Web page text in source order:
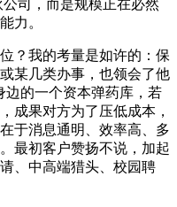
公司，而是规模正在必然
力。
我的考量是如许的：保
某几类办事，也领会了他
边的一个资本弹药库，若
成果对方为了压低成本，
于消息通明、效率高、多
最初客户赞扬不说，加起
、中高端猎头、校园聘